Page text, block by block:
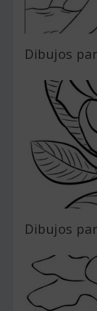
Dibujos
Dibujos